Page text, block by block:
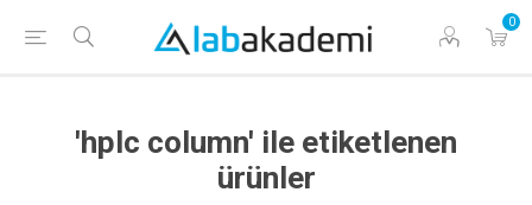
0
'hplc column' ile etiketlenen
ürünler